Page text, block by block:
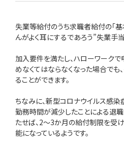
失業等給付のうち求職者給付の「
んがよく耳にするであろう”失業手
加入要件を満たし、ハローワーク
めなくてはならなくなった場合で
ることができます。
ちなみに、新型コロナウイルス感
勤務時間が減少したことによる退
たせば、2〜3か月の給付制限を受
能になっているようです。